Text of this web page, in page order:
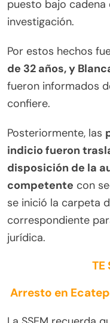
puesto bajo
investigación.
Por estos hechos
de 32 años, y
fueron informados
confiere.
Posteriormente, las
indicio fueron
disposición de la
competente con
se inició la carpeta
correspondiente
jurídica.
TE
Arresto en